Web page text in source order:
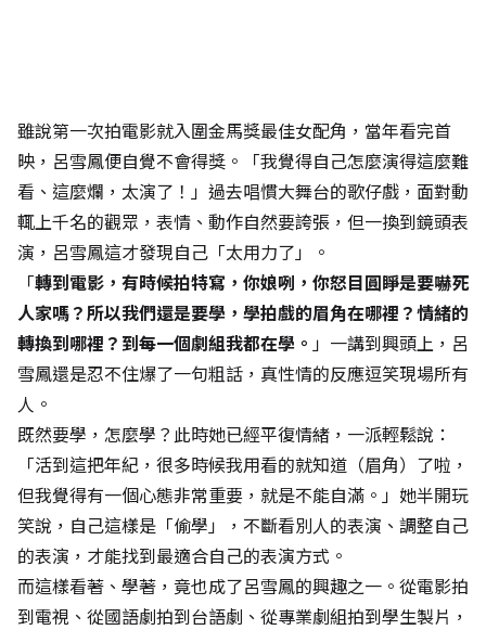
雖說第一次拍電影就入圍金馬獎最佳女配角，當年看完首
映，呂雪鳳便自覺不會得獎。「我覺得自己怎麼演得這麼難
看、這麼爛，太演了！」過去唱慣大舞台的歌仔戲，面對動
輒上千名的觀眾，表情、動作自然要誇張，但一換到鏡頭表
演，呂雪鳳這才發現自己「太用力了」。
「轉到電影，有時候拍特寫，你娘咧，你怒目圓睜是要嚇死
人家嗎？所以我們還是要學，學拍戲的眉角在哪裡？情緒的
轉換到哪裡？到每一個劇組我都在學。 」一講到興頭上，呂
雪鳳還是忍不住爆了一句粗話，真性情的反應逗笑現場所有
人。
既然要學，怎麼學？此時她已經平復情緒，一派輕鬆說：
「活到這把年紀，很多時候我用看的就知道（眉角）了啦，
但我覺得有一個心態非常重要，就是不能自滿。」她半開玩
笑說，自己這樣是「偷學」，不斷看別人的表演、調整自己
的表演，才能找到最適合自己的表演方式。
而這樣看著、學著，竟也成了呂雪鳳的興趣之一。從電影拍
到電視、從國語劇拍到台語劇、從專業劇組拍到學生製片，